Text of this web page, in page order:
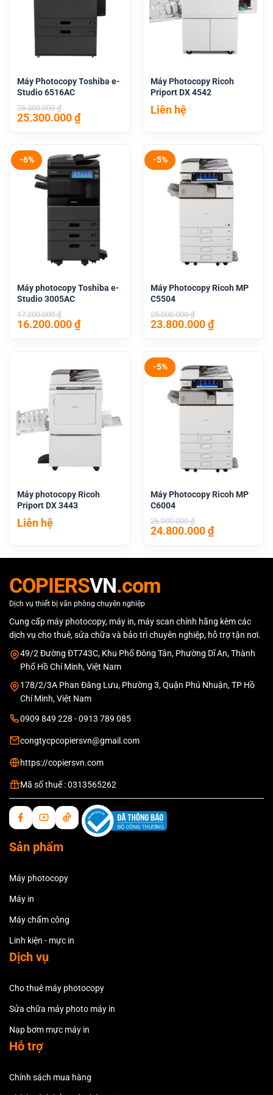
Máy Photocopy Toshiba e-
Studio 6516AC
26.300.000₫
Giá
26.300.000 ₫.
25.300.000₫Giá
hiện
25.300.000 ₫.
Máy Photocopy Ricoh
Priport DX 4542
Liên hệ
-6%
Máy photocopy Toshiba e-
Studio 3005AC
17.200.000₫
Giá
16.200.000₫Giá
hiện
16.200.000 ₫.
-5%
Máy Photocopy Ricoh MP
C5504
25.000.000₫
Giá
25.000.000 ₫.
23.800.000₫Giá
hiện
23.800.000
Máy photocopy Ricoh
Priport DX 3443
Liên hệ
-5%
Máy Photocopy Ricoh MP
C6004
26.000.000₫
Giá
24.800.000₫Giá
hiện
COPIERSVN.com
Dịch vụ thiết bị văn phòng chuyên nghiệp
Cung cấp máy photocopy, máy in, máy scan chính hãng kèm các
dịch vụ cho thuê, sửa chữa và bảo trì chuyên nghiệp, hỗ trợ tận nơi.
49/2 Đường ĐT743C, Khu Phố Đông Tân, Phường Dĩ An, Thành
Phố Hồ Chí Minh, Việt Nam
178/2/3A Phan Đăng Lưu, Phường 3, Quận Phú Nhuận, TP Hồ
Chí Minh, Việt Nam
0909 849 228 - 0913 789 085
congtycpcopiersvn@gmail.com
https://copiersvn.com
Mã số thuế : 0313565262
Sản phẩm
Máy photocopy
Máy in
Máy chấm công
Linh kiện - mực in
Dịch vụ
Cho thuê máy photocopy
Sửa chữa máy photo máy in
Nạp bơm mực máy in
Hỗ trợ
Chính sách mua hàng